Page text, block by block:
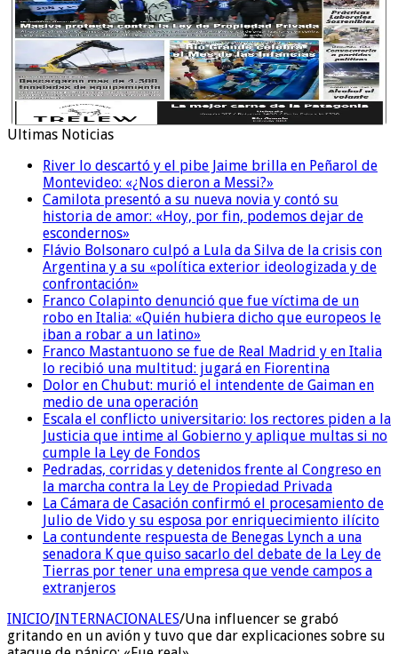
Ultimas Noticias
River lo descartó y el pibe Jaime brilla en Peñarol de
Montevideo: «¿Nos dieron a Messi?»
Camilota presentó a su nueva novia y contó su
historia de amor: «Hoy, por fin, podemos dejar de
escondernos»
Flávio Bolsonaro culpó a Lula da Silva de la crisis con
Argentina y a su «política exterior ideologizada y de
confrontación»
Franco Colapinto denunció que fue víctima de un
robo en Italia: «Quién hubiera dicho que europeos le
iban a robar a un latino»
Franco Mastantuono se fue de Real Madrid y en Italia
lo recibió una multitud: jugará en Fiorentina
Dolor en Chubut: murió el intendente de Gaiman en
medio de una operación
Escala el conflicto universitario: los rectores piden a la
Justicia que intime al Gobierno y aplique multas si no
cumple la Ley de Fondos
Pedradas, corridas y detenidos frente al Congreso en
la marcha contra la Ley de Propiedad Privada
La Cámara de Casación confirmó el procesamiento de
Julio de Vido y su esposa por enriquecimiento ilícito
La contundente respuesta de Benegas Lynch a una
senadora K que quiso sacarlo del debate de la Ley de
Tierras por tener una empresa que vende campos a
extranjeros
INICIO/INTERNACIONALES/Una influencer se grabó
gritando en un avión y tuvo que dar explicaciones sobre su